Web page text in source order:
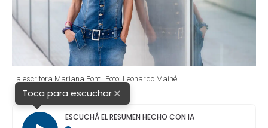
La escritora Mariana Font. Foto: Leonardo Mainé
Toca para escuchar×
ESCUCHÁ EL RESUMEN HECHO CON IA